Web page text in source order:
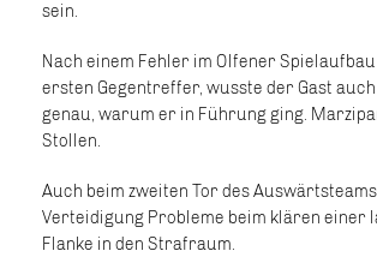
sein.
Nach einem Fehler im Olfener
ersten Gegentreffer, wusste der Gast
genau, warum er in Führung ging.
Stollen.
Auch beim zweiten Tor des
Verteidigung Probleme beim klären einer
Flanke in den Strafraum.